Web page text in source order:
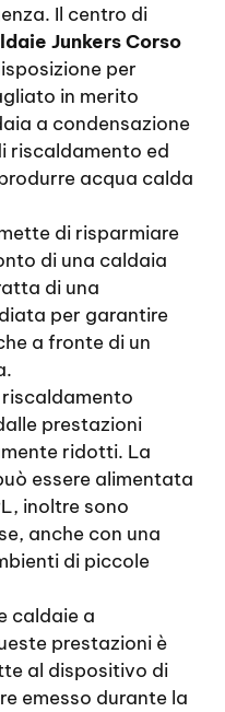
Il centro di
Junkers Corso
per
in merito
a condensazione
riscaldamento ed
acqua calda
di risparmiare
di una caldaia
di una
per garantire
a fronte di un
prestazioni
ridotti. La
essere alimentata
inoltre sono
anche con una
di piccole
caldaie a
prestazioni è
al dispositivo di
emesso durante la